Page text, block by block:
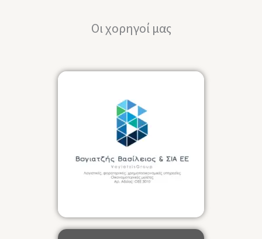
Οι χορηγοί μας